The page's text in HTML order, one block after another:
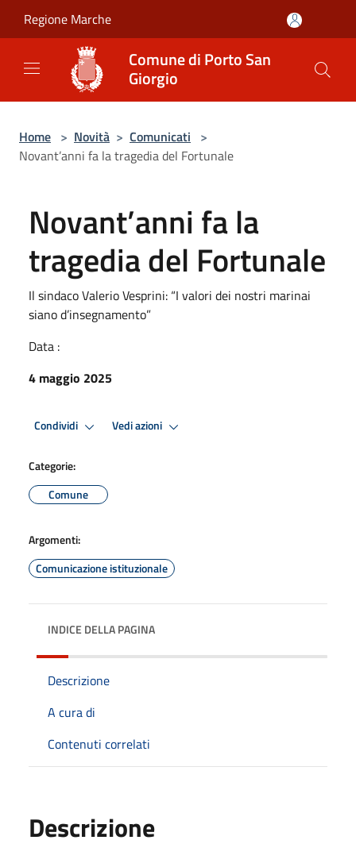
Regione Marche
Comune di Porto San
Giorgio
Home > Novità > Comunicati >
Novant’anni fa la tragedia del Fortunale
Novant’anni fa la
tragedia del Fortunale
Il sindaco Valerio Vesprini: “I valori dei nostri marinai
siano d’insegnamento”
Data :
4 maggio 2025
Condividi Vedi azioni
Categorie:
Comune
Argomenti:
Comunicazione istituzionale
INDICE DELLA PAGINA
Descrizione
A cura di
Contenuti correlati
Descrizione